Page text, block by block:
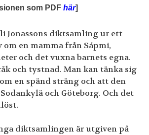
som PDF här]
Jonassons diktsamling ur ett
en mamma från Sápmi,
och det vuxna barnets egna.
och tystnad. Man kan tänka sig
en spänd sträng och att den
och Göteborg. Och det
diktsamlingen är utgiven på